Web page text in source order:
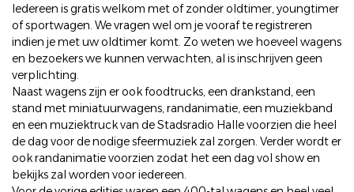
Iedereen is gratis welkom met of zonder oldtimer, youngtimer
of sportwagen. We vragen wel om je vooraf te registreren
indien je met uw oldtimer komt. Zo weten we hoeveel wagens
en bezoekers we kunnen verwachten, al is inschrijven geen
verplichting.
Naast wagens zijn er ook foodtrucks, een drankstand, een
stand met miniatuurwagens, randanimatie, een muziekband
en een muziektruck van de Stadsradio Halle voorzien die heel
de dag voor de nodige sfeermuziek zal zorgen. Verder wordt er
ook randanimatie voorzien zodat het een dag vol show en
bekijks zal worden voor iedereen.